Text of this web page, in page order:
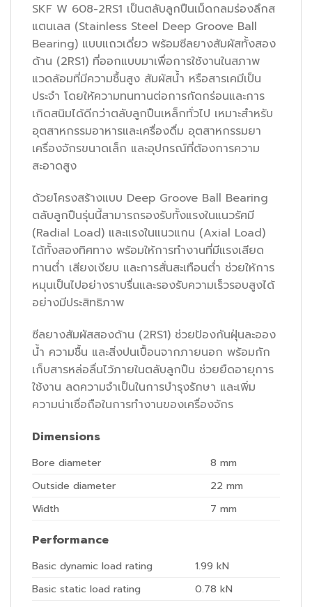
SKF W 608-2RS1 เป็นตลับลูกปืนเม็ดกลมร่องลึกส
แตนเลส (Stainless Steel Deep Groove Ball
Bearing) แบบแถวเดี่ยว พร้อมซีลยางสัมผัสทั้งสอง
ด้าน (2RS1) ที่ออกแบบมาเพื่อการใช้งานในสภาพ
แวดล้อมที่มีความชื้นสูง สัมผัสน้ำ หรือสารเคมีเป็น
ประจำ โดยให้ความทนทานต่อการกัดกร่อนและการ
เกิดสนิมได้ดีกว่าตลับลูกปืนเหล็กทั่วไป เหมาะสำหรับ
อุตสาหกรรมอาหารและเครื่องดื่ม อุตสาหกรรมยา
เครื่องจักรขนาดเล็ก และอุปกรณ์ที่ต้องการความ
สะอาดสูง
ด้วยโครงสร้างแบบ Deep Groove Ball Bearing
ตลับลูกปืนรุ่นนี้สามารถรองรับทั้งแรงในแนวรัศมี
(Radial Load) และแรงในแนวแกน (Axial Load)
ได้ทั้งสองทิศทาง พร้อมให้การทำงานที่มีแรงเสียด
ทานต่ำ เสียงเงียบ และการสั่นสะเทือนต่ำ ช่วยให้การ
หมุนเป็นไปอย่างราบรื่นและรองรับความเร็วรอบสูงได้
อย่างมีประสิทธิภาพ
ซีลยางสัมผัสสองด้าน (2RS1) ช่วยป้องกันฝุ่นละออง
น้ำ ความชื้น และสิ่งปนเปื้อนจากภายนอก พร้อมกัก
เก็บสารหล่อลื่นไว้ภายในตลับลูกปืน ช่วยยืดอายุการ
ใช้งาน ลดความจำเป็นในการบำรุงรักษา และเพิ่ม
ความน่าเชื่อถือในการทำงานของเครื่องจักร
Dimensions
Bore diameter 8 mm
Outside diameter
22 mm
Width
7 mm
Performance
Basic dynamic load rating 1.99 kN
Basic static load rating
0.78 kN